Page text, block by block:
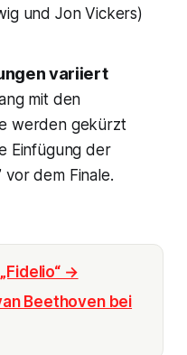
und Jon Vickers)
variiert
mit den
werden gekürzt
Einfügung der
vor dem Finale.
→
Beethoven bei